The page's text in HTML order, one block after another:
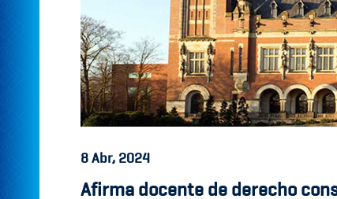
8Abr, 2024
Afirma docente de derecho